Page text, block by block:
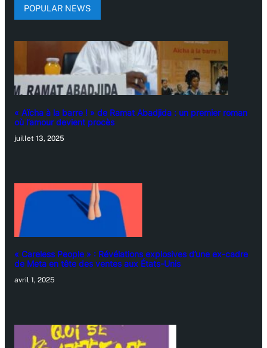
POPULAR NEWS
« Aïcha à la barre ! » de Ramat Abadjida : un premier roman
où l’amour devient procès
juillet 13, 2025
« Careless People » : Révélations explosives d’une ex-cadre
de Meta en tête des ventes aux États-Unis
avril 1, 2025